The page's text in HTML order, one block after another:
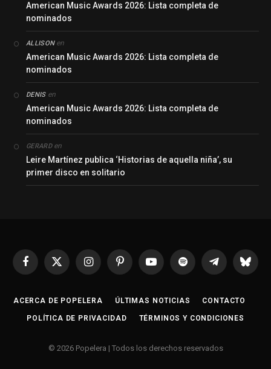
American Music Awards 2026: Lista completa de
nominados
ALLISONen
American Music Awards 2026: Lista completa de
nominados
DENISen
American Music Awards 2026: Lista completa de
nominados
GERARDen
Leire Martínez publica ‘Historias de aquella niña’, su
primer disco en solitario
Facebook
X
InstagramPinterestYouTubeSpotify Telegrama
ACERCA DE POPELERA ÚLTIMAS NOTICIAS CONTACTO
POLÍTICA DE PRIVACIDAD TÉRMINOS Y CONDICIONES
© 2026 Popelera | Todos los derechos reservados